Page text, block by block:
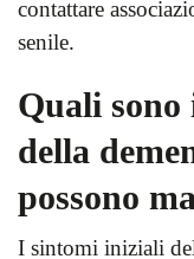
contattare
senile.
Quali
della
possono
I sintomi iniziali